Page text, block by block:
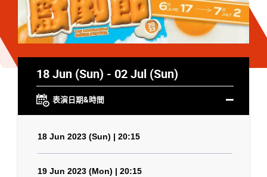
18 Jun (Sun) - 02 Jul (Sun)
表演日期&時間
18 Jun 2023 (Sun) | 20:15
19 Jun 2023 (Mon) | 20:15